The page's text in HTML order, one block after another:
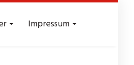
Impressum